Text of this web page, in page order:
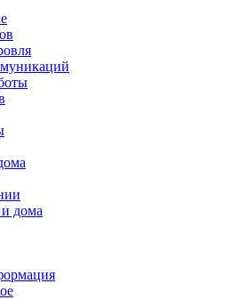
дома